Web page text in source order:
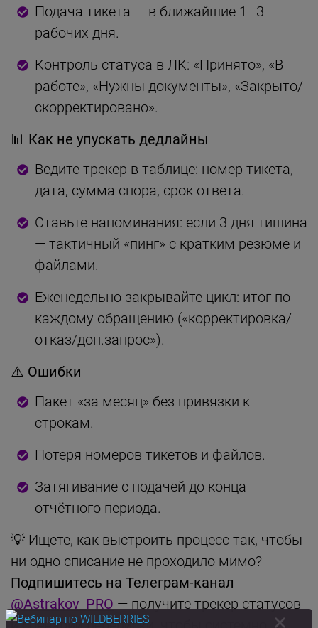
Подача тикета — в ближайшие 1–3
рабочих дня.
Контроль статуса в ЛК: «Принято», «В
работе», «Нужны документы», «Закрыто/
скорректировано».
📊 Как не упускать дедлайны
Ведите трекер в таблице: номер тикета,
дата, сумма спора, срок ответа.
Ставьте напоминания: если 3 дня тишина
— тактичный «пинг» с кратким резюме и
файлами.
Еженедельно закрывайте цикл: итог по
каждому обращению («корректировка/
отказ/доп.запрос»).
⚠️ Ошибки
Пакет «за месяц» без привязки к
строкам.
Потеря номеров тикетов и файлов.
Затягивание с подачей до конца
отчётного периода.
💡 Ищете, как выстроить процесс так, чтобы
ни одно списание не проходило мимо?
Подпишитесь на Телеграм-канал
@Astrakov_PRO — получите трекер статусов